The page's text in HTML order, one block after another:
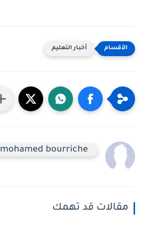
أخبار التعليم
mohamed bourriche
مقالات قد تهمك